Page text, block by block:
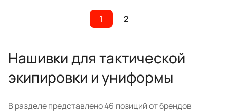
1 2
Нашивки для тактической
экипировки и униформы
В разделе представлено 46 позиций от брендов